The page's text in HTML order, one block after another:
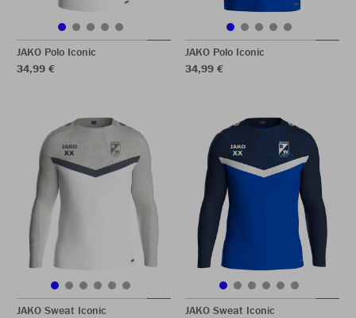
JAKO Polo Iconic
34,99 €
JAKO Polo Iconic
34,99 €
JAKO Sweat Iconic
JAKO Sweat Iconic